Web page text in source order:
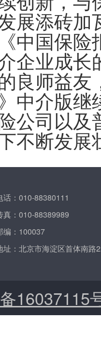
展添砖
中国保
企业成
良师益
中介版
公司以
不断发展
话： 010-88380111
真： 010-88389989
编： 100037
址： 北京市海淀区首体南路
16037115